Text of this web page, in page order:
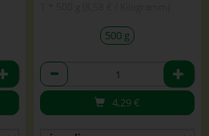
500 g
Anzahl
4,29€